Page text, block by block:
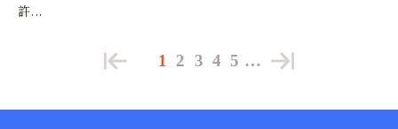
許...
1 2 3 4 5 …